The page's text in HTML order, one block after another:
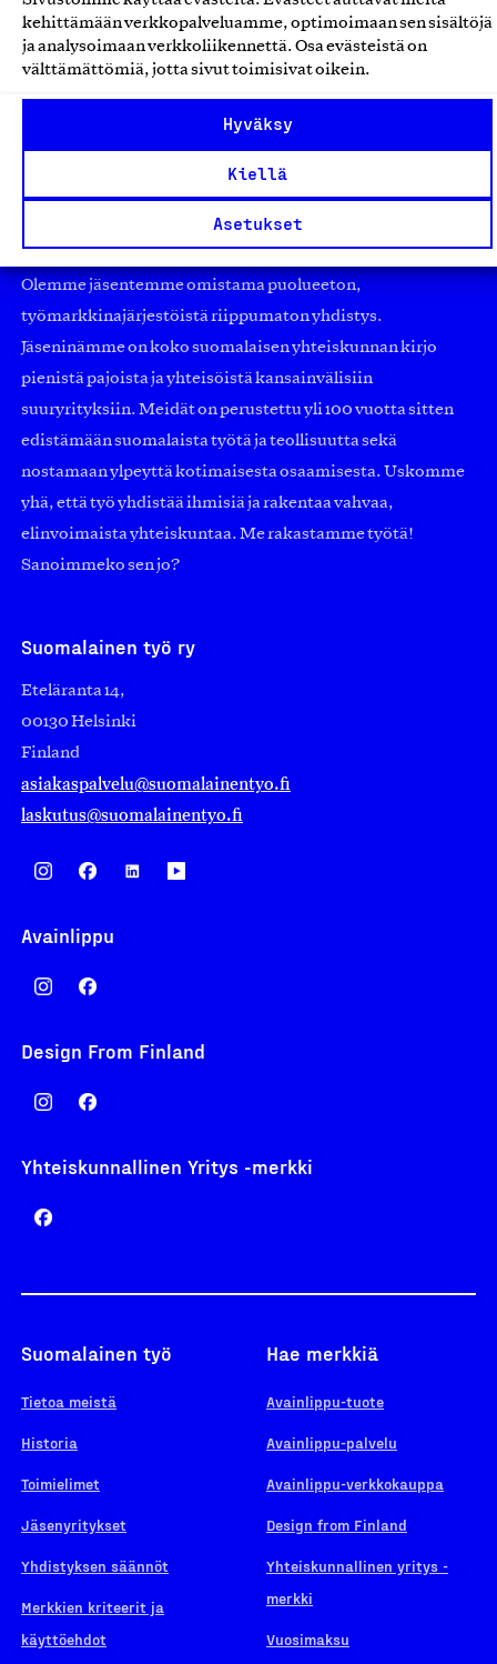
kehittämään verkkopalveluamme, optimoimaan sen sisältöjä
ja analysoimaan verkkoliikennettä. Osa evästeistä on
välttämättömiä, jotta sivut toimisivat oikein.
Hyväksy
Kiellä
Asetukset
Neuleet
Olemme jäsentemme omistama puolueeton,
työmarkkinajärjestöistä riippumaton yhdistys.
Jäseninämme on koko suomalaisen yhteiskunnan kirjo
pienistä pajoista ja yhteisöistä kansainvälisiin
suuryrityksiin. Meidät on perustettu yli 100 vuotta sitten
edistämään suomalaista työtä ja teollisuutta sekä
nostamaan ylpeyttä kotimaisesta osaamisesta. Uskomme
yhä, että työ yhdistää ihmisiä ja rakentaa vahvaa,
elinvoimaista yhteiskuntaa. Me rakastamme työtä!
Sanoimmeko sen jo?
Suomalainen työ ry
Eteläranta 14,
00130 Helsinki
Finland
asiakaspalvelu@suomalainentyo.fi
laskutus@suomalainentyo.fi
Avainlippu
Design From Finland
Yhteiskunnallinen Yritys -merkki
Suomalainen työ
Tietoa meistä
Historia
Toimielimet
Jäsenyritykset
Yhdistyksen säännöt
Merkkien kriteerit ja
käyttöehdot
Hae merkkiä
Avainlippu-tuote
Avainlippu-palvelu
Avainlippu-verkkokauppa
Design from Finland
Yhteiskunnallinen yritys -
merkki
Vuosimaksu